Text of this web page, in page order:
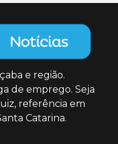
e região.
de emprego. Seja
referência em
Catarina.